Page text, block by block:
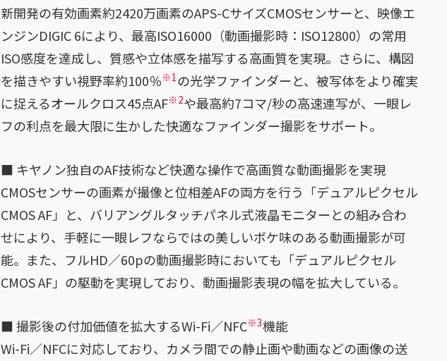
新開発の有効画素約2420万画素のAPS-CサイズCMOSセンサーと、映像エ
ンジンDIGIC 6により、最高ISO16000（動画撮影時：ISO12800）の常用
ISO感度を達成し、質感や立体感を描写する高画質を実現。さらに、構図
を描きやすい視野率約100％※1の光学ファインダーと、被写体をより確実
に捉えるオールクロス45点AF※2や最高約7コマ/秒の高速連写が、一眼レ
フの利点を最大限に生かした快適なファインダー撮影をサポート。
■ キヤノン独自のAF技術など快適な操作で高画質な動画撮影を実現
CMOSセンサーの画素が撮像と位相差AFの両方を行う「デュアルピクセル
CMOS AF」と、バリアングルタッチパネル式液晶モニターとの組み合わ
せにより、手軽に一眼レフならではの美しいボケ味のある動画撮影が可
能。また、フルHD／60pの動画撮影時においても「デュアルピクセル
CMOS AF」の駆動を実現しており、動画撮影表現の幅を拡大している。
■ 撮影後の付加価値を拡大するWi-Fi／NFC※3機能
Wi-Fi／NFCに対応しており、カメラ間での静止画や動画などの画像の送